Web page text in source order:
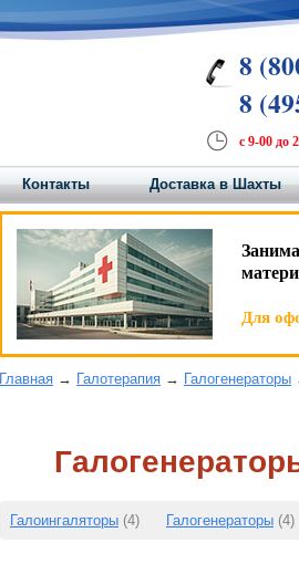
8
8
с 9-00 до
Контакты Доставка в Шахты
Для
Главная → Галотерапия → Галогенераторы
Галоингаляторы (4) Галогенераторы (4)